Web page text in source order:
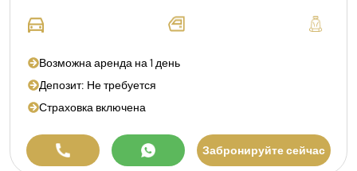
Возможна аренда на 1 день
Депозит: Не требуется
Страховка включена
Забронируйте сейчас